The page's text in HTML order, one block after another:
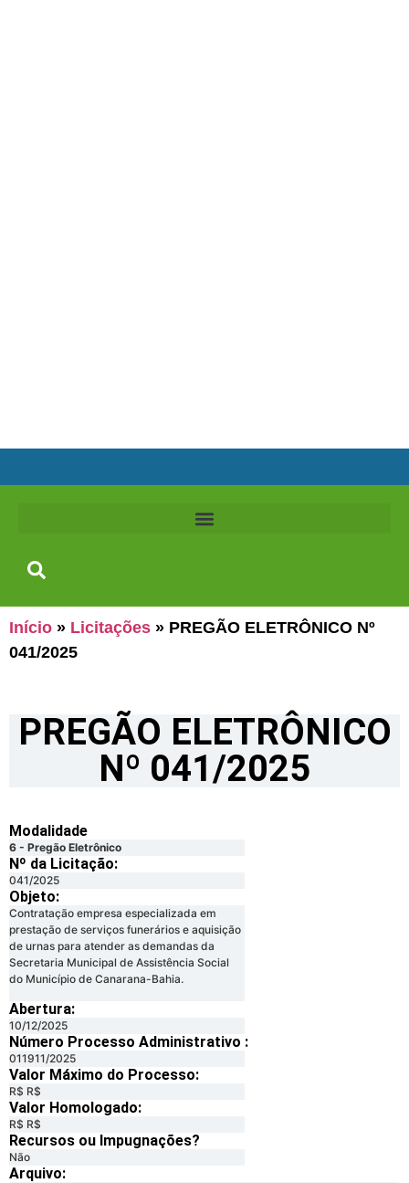
Início » Licitações » PREGÃO ELETRÔNICO Nº
041/2025
PREGÃO ELETRÔNICO
Nº 041/2025
Modalidade
6 - Pregão Eletrônico
Nº da Licitação: ​​
041/2025
Objeto:
Contratação empresa especializada em
prestação de serviços funerários e aquisição
de urnas para atender as demandas da
Secretaria Municipal de Assistência Social
do Município de Canarana-Bahia.
Abertura:
10/12/2025
Número Processo Administrativo :
011911/2025
Valor Máximo do Processo: ​
R$ R$
Valor Homologado: ​
R$ R$
Recursos ou Impugnações? ​
Não
Arquivo: